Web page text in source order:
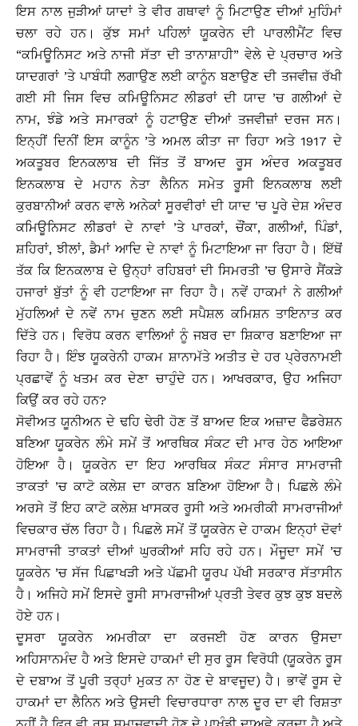
ਇਸ ਨਾਲ ਜੁੜੀਆਂ ਯਾਦਾਂ ਤੇ ਵੀਰ ਗਥਾਵਾਂ ਨੂੰ ਮਿਟਾਉਣ ਦੀਆਂ ਮੁਹਿੰਮਾਂ
ਚਲਾ ਰਹੇ ਹਨ। ਕੁੱਝ ਸਮਾਂ ਪਹਿਲਾਂ ਯੂਕਰੇਨ ਦੀ ਪਾਰਲੀਮੈਂਟ ਵਿਚ
“ਕਮਿਊਨਿਸਟ ਅਤੇ ਨਾਜੀ ਸੱਤਾ ਦੀ ਤਾਨਾਸ਼ਾਹੀ” ਵੇਲੇ ਦੇ ਪ੍ਰਚਾਰ ਅਤੇ
ਯਾਦਗਰਾਂ ’ਤੇ ਪਾਬੰਧੀ ਲਗਾਉਣ ਲਈ ਕਾਨੂੰਨ ਬਣਾਉਣ ਦੀ ਤਜਵੀਜ਼ ਰੱਖੀ
ਗਈ ਸੀ ਜਿਸ ਵਿਚ ਕਮਿਊਨਿਸਟ ਲੀਡਰਾਂ ਦੀ ਯਾਦ ’ਚ ਗਲੀਆਂ ਦੇ
ਨਾਮ, ਝੰਡੇ ਅਤੇ ਸਮਾਰਕਾਂ ਨੂੰ ਹਟਾਉਣ ਦੀਆਂ ਤਜਵੀਜ਼ਾਂ ਦਰਜ ਸਨ।
ਇਨ੍ਹੀਂ ਦਿਨੀਂ ਇਸ ਕਾਨੂੰਨ ’ਤੇ ਅਮਲ ਕੀਤਾ ਜਾ ਰਿਹਾ ਅਤੇ 1917 ਦੇ
ਅਕਤੂਬਰ ਇਨਕਲਾਬ ਦੀ ਜਿੱਤ ਤੋਂ ਬਾਅਦ ਰੂਸ ਅੰਦਰ ਅਕਤੂਬਰ
ਇਨਕਲਾਬ ਦੇ ਮਹਾਨ ਨੇਤਾ ਲੈਨਿਨ ਸਮੇਤ ਰੂਸੀ ਇਨਕਲਾਬ ਲਈ
ਕੁਰਬਾਨੀਆਂ ਕਰਨ ਵਾਲੇ ਅਨੇਕਾਂ ਸੂਰਵੀਰਾਂ ਦੀ ਯਾਦ ’ਚ ਪੂਰੇ ਦੇਸ਼ ਅੰਦਰ
ਕਮਿਊਨਿਸਟ ਲੀਡਰਾਂ ਦੇ ਨਾਵਾਂ ’ਤੇ ਪਾਰਕਾਂ, ਚੌਂਕਾ, ਗਲੀਆਂ, ਪਿੰਡਾਂ,
ਸ਼ਹਿਰਾਂ, ਝੀਲਾਂ, ਡੈਮਾਂ ਆਦਿ ਦੇ ਨਾਵਾਂ ਨੂੰ ਮਿਟਾਇਆ ਜਾ ਰਿਹਾ ਹੈ। ਇੱਥੋਂ
ਤੱਕ ਕਿ ਇਨਕਲਾਬ ਦੇ ਉਨ੍ਹਾਂ ਰਹਿਬਰਾਂ ਦੀ ਸਿਮਰਤੀ ’ਚ ਉਸਾਰੇ ਸੈਂਕੜੇ
ਹਜਾਰਾਂ ਬੁੱਤਾਂ ਨੂੰ ਵੀ ਹਟਾਇਆ ਜਾ ਰਿਹਾ ਹੈ। ਨਵੇਂ ਹਾਕਮਾਂ ਨੇ ਗਲੀਆਂ
ਮੁੱਹਲਿਆਂ ਦੇ ਨਵੇਂ ਨਾਮ ਚੁਣਨ ਲਈ ਸਪੈਸ਼ਲ ਕਮਿਸ਼ਨ ਤਾਇਨਾਤ ਕਰ
ਦਿੱਤੇ ਹਨ। ਵਿਰੋਧ ਕਰਨ ਵਾਲਿਆਂ ਨੂੰ ਜਬਰ ਦਾ ਸ਼ਿਕਾਰ ਬਣਾਇਆ ਜਾ
ਰਿਹਾ ਹੈ। ਇੰਝ ਯੂਕਰੇਨੀ ਹਾਕਮ ਸ਼ਾਨਾਮੱਤੇ ਅਤੀਤ ਦੇ ਹਰ ਪ੍ਰੇਰਨਾਮਈ
ਪ੍ਰਛਾਵੇਂ ਨੂੰ ਖਤਮ ਕਰ ਦੇਣਾ ਚਾਹੁੰਦੇ ਹਨ। ਆਖਰਕਾਰ, ਉਹ ਅਜਿਹਾ
ਕਿਉਂ ਕਰ ਰਹੇ ਹਨ?
ਸੋਵੀਅਤ ਯੂਨੀਅਨ ਦੇ ਢਹਿ ਢੇਰੀ ਹੋਣ ਤੋਂ ਬਾਅਦ ਇਕ ਅਜ਼ਾਦ ਫੈਡਰੇਸ਼ਨ
ਬਣਿਆ ਯੂਕਰੇਨ ਲੰਮੇ ਸਮੇਂ ਤੋਂ ਆਰਥਿਕ ਸੰਕਟ ਦੀ ਮਾਰ ਹੇਠ ਆਇਆ
ਹੋਇਆ ਹੈ। ਯੂਕਰੇਨ ਦਾ ਇਹ ਆਰਥਿਕ ਸੰਕਟ ਸੰਸਾਰ ਸਾਮਰਾਜੀ
ਤਾਕਤਾਂ ’ਚ ਕਾਟੋ ਕਲੇਸ਼ ਦਾ ਕਾਰਨ ਬਣਿਆ ਹੋਇਆ ਹੈ। ਪਿਛਲੇ ਲੰਮੇ
ਅਰਸੇ ਤੋਂ ਇਹ ਕਾਟੋ ਕਲੇਸ਼ ਖਾਸਕਰ ਰੂਸੀ ਅਤੇ ਅਮਰੀਕੀ ਸਾਮਰਾਜੀਆਂ
ਵਿਚਕਾਰ ਚੱਲ ਰਿਹਾ ਹੈ। ਪਿਛਲੇ ਸਮੇਂ ਤੋਂ ਯੂਕਰੇਨ ਦੇ ਹਾਕਮ ਇਨ੍ਹਾਂ ਦੋਵਾਂ
ਸਾਮਰਾਜੀ ਤਾਕਤਾਂ ਦੀਆਂ ਘੁਰਕੀਆਂ ਸਹਿ ਰਹੇ ਹਨ। ਮੌਜੂਦਾ ਸਮੇਂ ’ਚ
ਯੂਕਰੇਨ ’ਚ ਸੱਜ ਪਿਛਾਖੜੀ ਅਤੇ ਪੱਛਮੀ ਯੂਰਪ ਪੱਖੀ ਸਰਕਾਰ ਸੱਤਾਸੀਨ
ਹੈ। ਅਜਿਹੇ ਸਮੇਂ ਇਸਦੇ ਰੂਸੀ ਸਾਮਰਾਜੀਆਂ ਪ੍ਰਤੀ ਤੇਵਰ ਕੁਝ ਕੁਝ ਬਦਲੇ
ਹੋਏ ਹਨ।
ਦੂਸਰਾ ਯੂਕਰੇਨ ਅਮਰੀਕਾ ਦਾ ਕਰਜਈ ਹੋਣ ਕਾਰਨ ਉਸਦਾ
ਅਹਿਸਾਨਮੰਦ ਹੈ ਅਤੇ ਇਸਦੇ ਹਾਕਮਾਂ ਦੀ ਸੁਰ ਰੂਸ ਵਿਰੋਧੀ (ਯੂਕਰੇਨ ਰੂਸ
ਦੇ ਦਬਾਅ ਤੋਂ ਪੂਰੀ ਤਰ੍ਹਾਂ ਮੁਕਤ ਨਾ ਹੋਣ ਦੇ ਬਾਵਜੂਦ) ਹੈ। ਭਾਵੇਂ ਰੂਸ ਦੇ
ਹਾਕਮਾਂ ਦਾ ਲੈਨਿਨ ਅਤੇ ਉਸਦੀ ਵਿਚਾਰਧਾਰਾ ਨਾਲ ਦੂਰ ਦਾ ਵੀ ਰਿਸ਼ਤਾ